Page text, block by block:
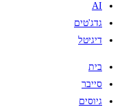
AI
גדג'טים
דיגיטל
בית
סייבר
גיוסים